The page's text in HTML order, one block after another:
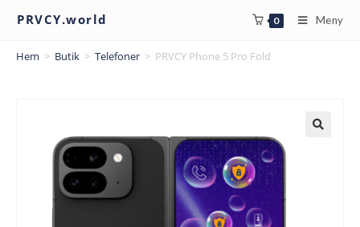
PRVCY.world 0 Meny
Hem > Butik > Telefoner > PRVCY Phone 5 Pro Fold